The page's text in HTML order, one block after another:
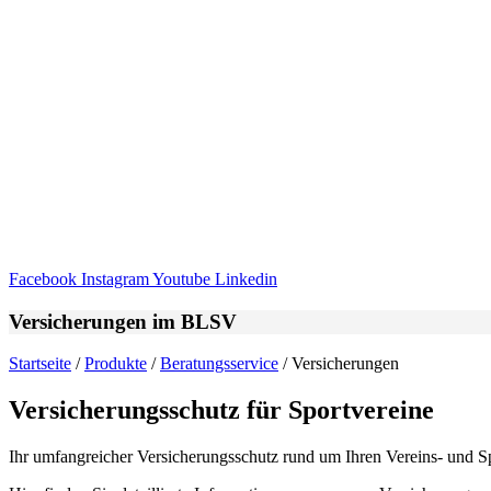
Facebook InstagramYoutube Linkedin
Versi­che­run­gen im BLSV
Start­seite /Produkte /Bera­tungs­ser­vice /Versi­che­run­gen
Versi­che­rungs­schutz für Sportvereine
Ihr umfang­rei­cher Versi­che­rungs­schutz rund um Ihren Vereins- und